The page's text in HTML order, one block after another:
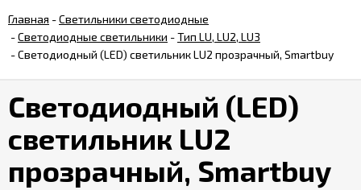
Прайс-
Доставка
и
оплата
Главная -Светильники светодиодные
-Светодиодные светильники -Тип LU, LU2, LU3
-Светодиодный (LED) светильник LU2 прозрачный, Smartbuy
Светодиодный (LED)
светильник LU2
прозрачный, Smartbuy